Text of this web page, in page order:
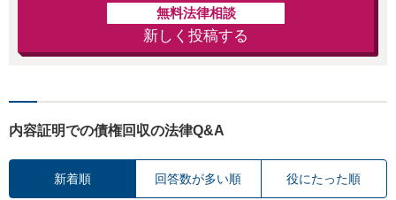
無料法律相談
新しく投稿する
内容証明での債権回収の法律Q&A
新着順 回答数が多い順 役にたった順